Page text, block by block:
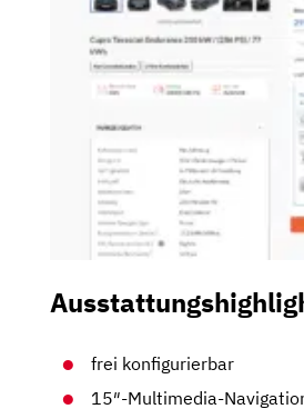
frei konfigurierbar
15″-Multimedia-